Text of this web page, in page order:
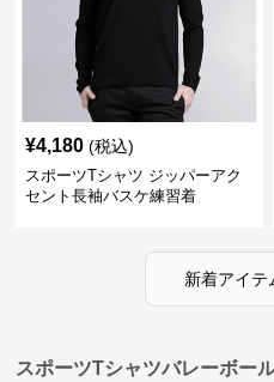
¥4,180 (税込)
スポーツTシャツ ジッパーアク
セント長袖バスケ練習着
新着アイテ
スポーツTシャツバレーボー